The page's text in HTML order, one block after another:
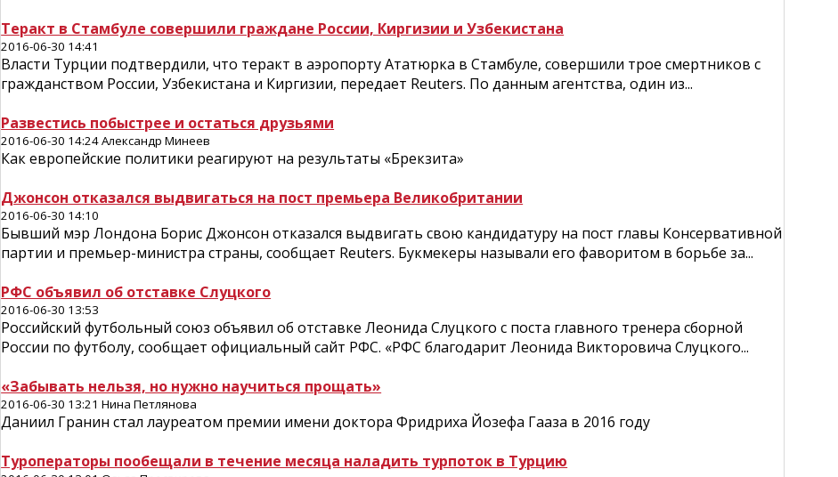
Теракт в Стамбуле совершили граждане России, Киргизии и Узбекистана
2016-06-30 14:41
Власти Турции подтвердили, что теракт в аэропорту Ататюрка в Стамбуле, совершили трое смертников с
гражданством России, Узбекистана и Киргизии, передает Reuters. По данным агентства, один из...
Развестись побыстрее и остаться друзьями
2016-06-30 14:24 Александр Минеев
Как европейские политики реагируют на результаты «Брекзита»
Джонсон отказался выдвигаться на пост премьера Великобритании
2016-06-30 14:10
Бывший мэр Лондона Борис Джонсон отказался выдвигать свою кандидатуру на пост главы Консервативной
партии и премьер-министра страны, сообщает Reuters. Букмекеры называли его фаворитом в борьбе за...
РФС объявил об отставке Слуцкого
2016-06-30 13:53
Российский футбольный союз объявил об отставке Леонида Слуцкого с поста главного тренера сборной
России по футболу, сообщает официальный сайт РФС. «РФС благодарит Леонида Викторовича Слуцкого...
«Забывать нельзя, но нужно научиться прощать»
2016-06-30 13:21 Нина Петлянова
Даниил Гранин стал лауреатом премии имени доктора Фридриха Йозефа Гааза в 2016 году
Туроператоры пообещали в течение месяца наладить турпоток в Турцию